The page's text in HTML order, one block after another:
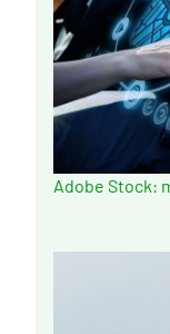
Adobe Stock: